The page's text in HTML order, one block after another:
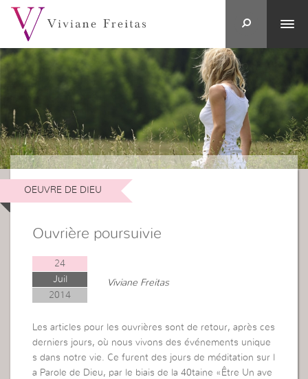
OEUVRE DE DIEU
Ouvrière poursuivie
24
Juil
2014
Viviane Freitas
Les articles pour les ouvrières sont de retour, après ces
derniers jours, où nous vivons des événements unique
s dans notre vie. Ce furent des jours de méditation sur l
a Parole de Dieu, par le biais de la 40taine «Être Un ave